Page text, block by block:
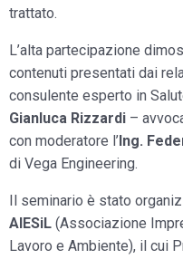
trattato.
L’alta partecipazione
contenuti presentati dai
consulente esperto in
Gianluca Rizzardi –
con moderatore l’Ing.
di Vega Engineering.
Il seminario è stato
AIESiL (Associazione
Lavoro e Ambiente), il cui